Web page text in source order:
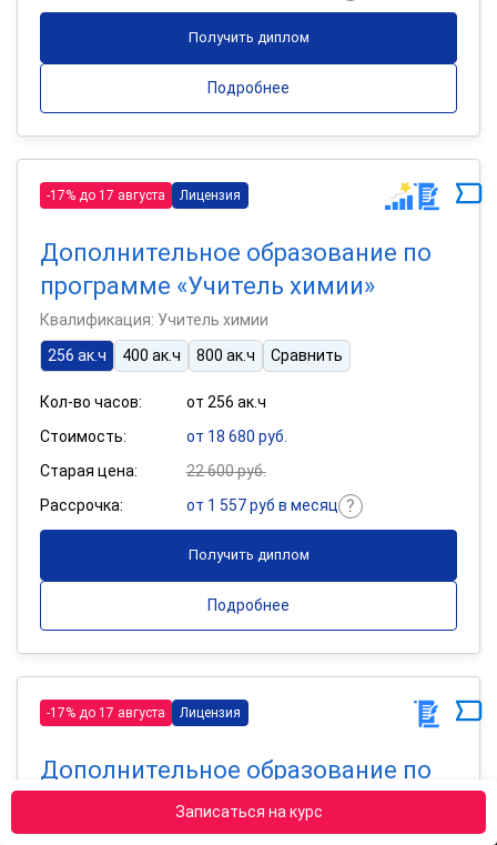
Записаться на курс
Получить диплом
Подробнее
-17% до 17 августа Лицензия
Дополнительное образование по
программе «Учитель химии»
Квалификация: Учитель химии
256 ак.ч
400 ак.ч 800 ак.ч Сравнить
Кол-во часов:
от 256 ак.ч
Стоимость:
от 18 680 руб.
Старая цена:
22 600 руб.
Рассрочка:
от 1 557 руб в месяц
Получить диплом
Подробнее
-17% до 17 августа Лицензия
Дополнительное образование по
программе «Библиотечное дело»
Квалификация: Библиотекарь